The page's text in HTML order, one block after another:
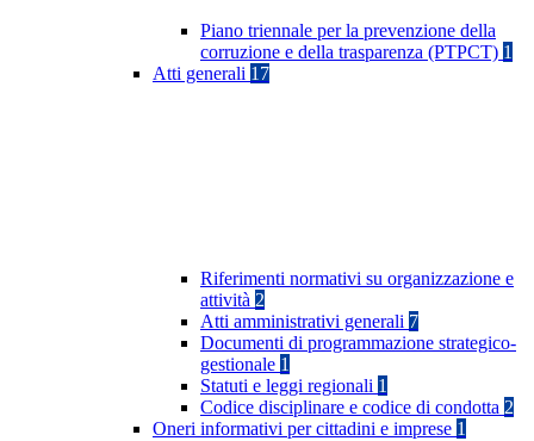
Piano triennale per la prevenzione della
corruzione e della trasparenza (PTPCT) 1
Atti generali 17
Riferimenti normativi su organizzazione e
attività 2
Atti amministrativi generali 7
Documenti di programmazione strategico-
gestionale 1
Statuti e leggi regionali 1
Codice disciplinare e codice di condotta 2
Oneri informativi per cittadini e imprese 1